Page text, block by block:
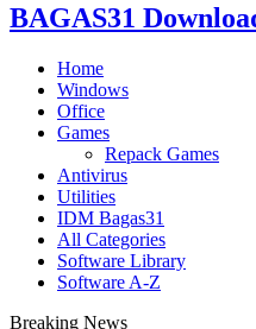
BAGAS31
Home
Windows
Office
Games
Repack Games
Antivirus
Utilities
IDM Bagas31
All Categories
Software Library
Software A-Z
Breaking News